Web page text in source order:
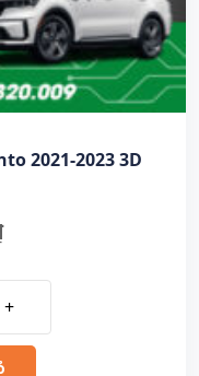
2021-2023 3D
+